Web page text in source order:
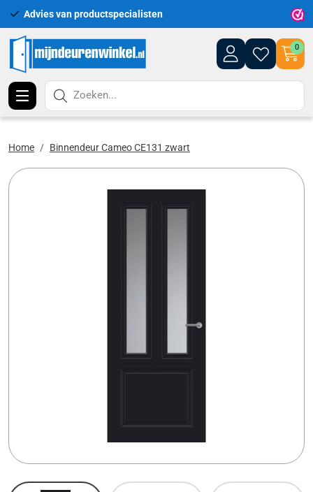
Advies van productspecialisten
0
Zoeken...
Home Binnendeur Cameo CE131 zwart